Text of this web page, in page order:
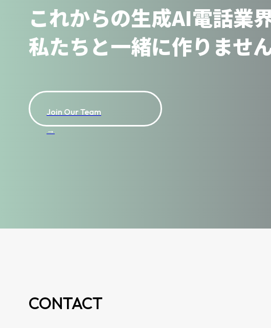
これからの生成AI電話業
私たちと一緒に作りませ
Join Our Team
→
CONTACT